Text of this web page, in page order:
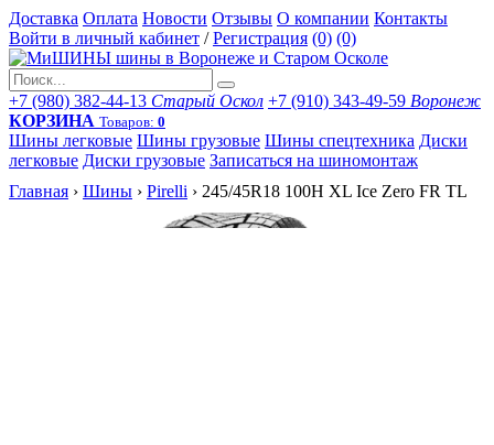
Доставка Оплата Новости Отзывы О компании Контакты
Войти в личный кабинет / Регистрация (0) (0)
+7 (980) 382-44-13 Старый Оскол +7 (910) 343-49-59 Воронеж
КОРЗИНА Товаров: 0
Шины легковые Шины грузовые Шины спецтехника Диски
легковые Диски грузовые Записаться на шиномонтаж
Главная › Шины › Pirelli › 245/45R18 100H XL Ice Zero FR TL